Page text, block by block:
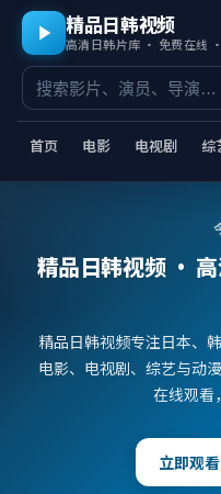
精品日韩视频
首页 电影 电视剧 综
精品日韩视频· 高
精品日韩视频专注日本、
电影、电视剧、综艺与动
在线观看
立即观看